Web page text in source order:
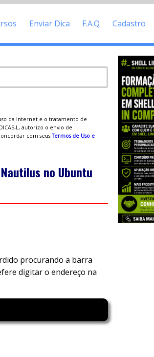
Enviar Dica F.A.Q Cadastro
da Internet e o tratamento de
L, autorizo o envio de
com seusTermos de Uso e
no Ubuntu
procurando a barra
digitar o endereço na